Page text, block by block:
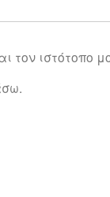
τον ιστότοπο